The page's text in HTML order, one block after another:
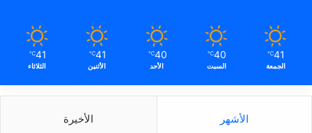
41
℃
الجمعة
40
℃
السبت
40
℃
الأحد
41
℃
الأثنين
41
℃
الثلاثاء
الأشهر الأخيرة